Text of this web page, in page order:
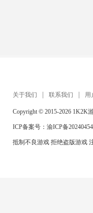
关于我们 联系我们 用
Copyright © 2015-2026 1K2K
ICP备案号： 渝ICP备
抵制不良游戏 拒绝盗版游戏